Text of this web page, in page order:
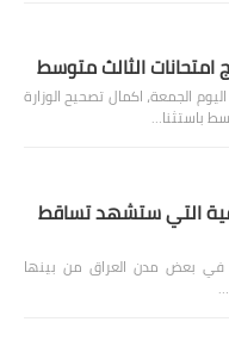
امتحانات الثالث متوسط
الجمعة، اكمال تصحيح الوزارة
باستثنا…
التي ستشهد تساقط
في بعض مدن العراق من بينها